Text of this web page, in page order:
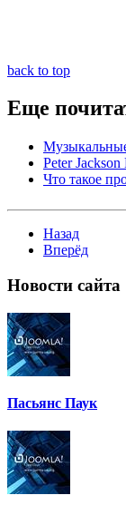
back to top
Еще
Peter
Что такое
Назад
Вперёд
Новости сайта
Пасьянс Паук